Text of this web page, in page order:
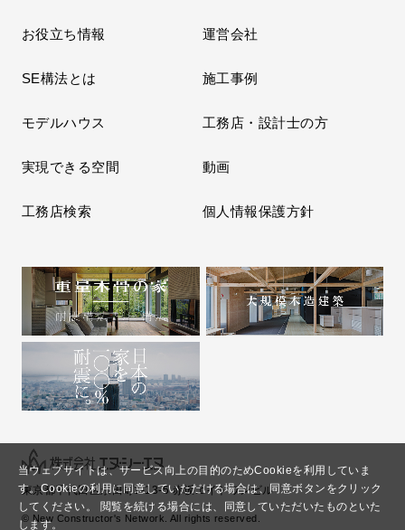
当ウェブサイトは、サービス向上の目的のためCookieを利用していま
す。Cookieの利用に同意していただける場合は、同意ボタンをクリック
してください。
閲覧を続ける場合には、同意していただいたものといた
します。
お役立ち情報 運営会社
SE構法とは 施工事例
モデルハウス 工務店・設計士の方
実現できる空間 動画
工務店検索 個人情報保護方針
東京都千代田区永田町2-13-5 赤坂エイトワンビル
© New Constructor's Network. All rights reserved.